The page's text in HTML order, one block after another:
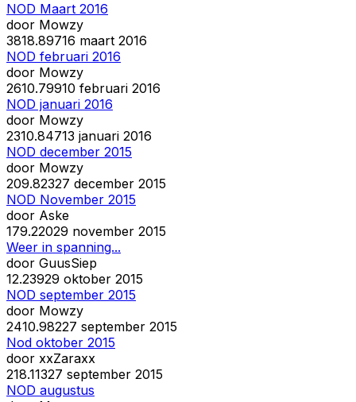
NOD Maart 2016
door Mowzy
3818.89716 maart 2016
NOD februari 2016
door Mowzy
2610.79910 februari 2016
NOD januari 2016
door Mowzy
2310.84713 januari 2016
NOD december 2015
door Mowzy
209.82327 december 2015
NOD November 2015
door Aske
179.22029 november 2015
Weer in spanning...
door GuusSiep
12.23929 oktober 2015
NOD september 2015
door Mowzy
2410.98227 september 2015
Nod oktober 2015
door xxZaraxx
218.11327 september 2015
NOD augustus